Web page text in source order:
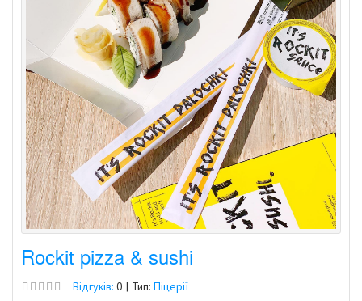
Rockit pizza & sushi
Відгуків: 0 | Тип: Піцерії